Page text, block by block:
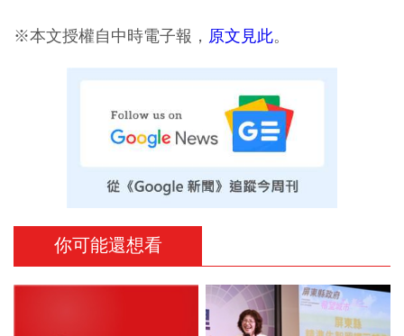
※本文授權自中時電子報， 原文見此。
你可能還想看